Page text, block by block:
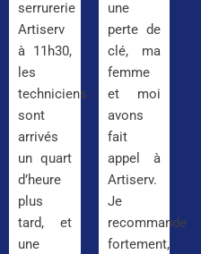
serrurerie
Artiserv
à 11h30,
les
techniciens
sont
arrivés
un quart
d’heure
plus
tard, et
une
une
perte de
clé, ma
femme
et moi
avons
fait
appel à
Artiserv.
Je
recommande
fortement,